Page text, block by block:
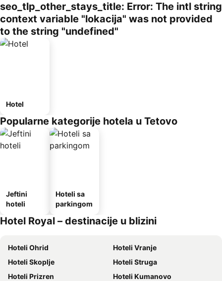
seo_tlp_other_stays_title: Error: The intl string
context variable "lokacija" was not provided
to the string "undefined"
Hotel
Popularne kategorije hotela u Tetovo
Jeftini
hoteli
Hoteli sa
parkingom
Hotel Royal – destinacije u blizini
Hoteli Ohrid
Hoteli Vranje
Hoteli Skoplje
Hoteli Struga
Hoteli Prizren
Hoteli Kumanovo